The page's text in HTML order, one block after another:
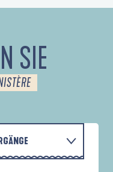
SIE